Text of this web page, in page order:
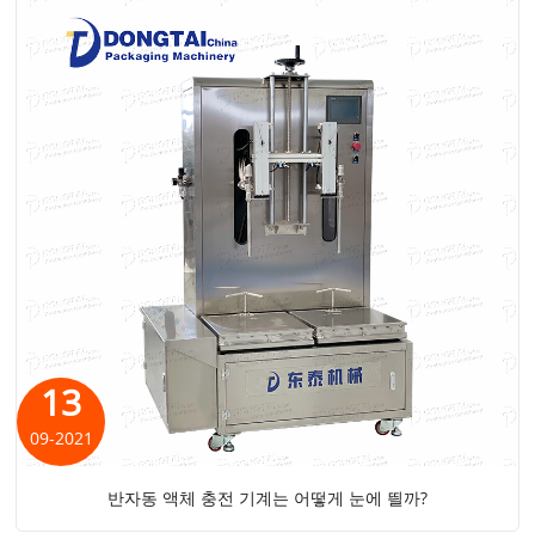
반자동 액체 충전 기계는 어떻게 눈에 띌까?
13
09-2021